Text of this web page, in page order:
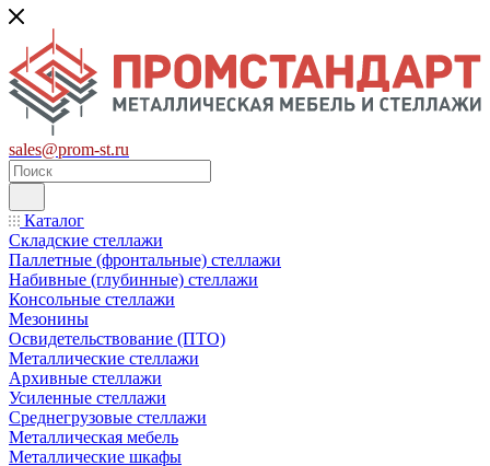
sales@prom-st.ru
Каталог
Складские стеллажи
Паллетные (фронтальные) стеллажи
Набивные (глубинные) стеллажи
Консольные стеллажи
Мезонины
Освидетельствование (ПТО)
Металлические стеллажи
Архивные стеллажи
Усиленные стеллажи
Среднегрузовые стеллажи
Металлическая мебель
Металлические шкафы